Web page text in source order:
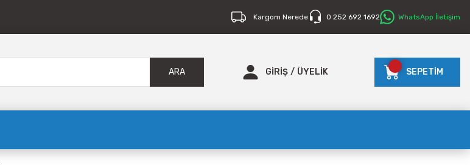
Kargom Nerede 0 252 692 1692 WhatsApp İletişim
ARA GİRİŞ / ÜYELİK SEPETİM